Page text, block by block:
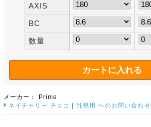
AXIS
BC
数量
メーカー：
Prime
ネイチャリー チョコ | 乱視用 へのお問い合わせ